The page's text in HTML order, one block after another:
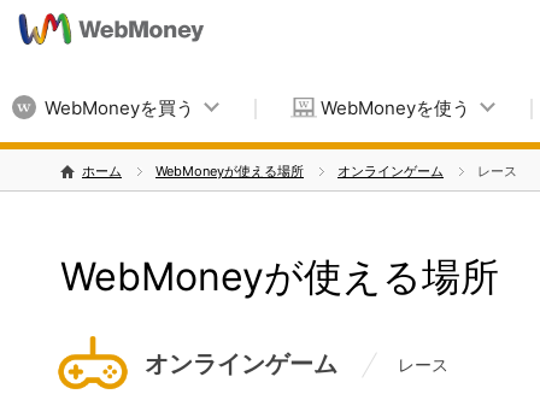
WebMoneyを買う WebMoneyを使う
ホーム WebMoneyが使える場所 オンラインゲーム レース
WebMoneyが使える場所
オンラインゲーム レース